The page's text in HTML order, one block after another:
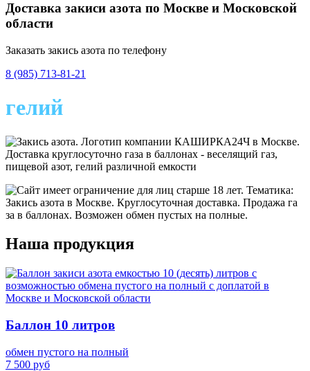
Доставка закиси азота по Москве и Московской
области
Заказать закись азота по телефону
8 (985) 713-81-21
гелий
Наша продукция
Баллон 10 литров
обмен пустого на полный
7 500 руб